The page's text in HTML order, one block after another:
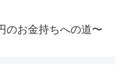
お金持ちへの道〜